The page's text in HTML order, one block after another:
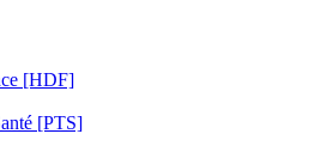
[HDF]
[PTS]